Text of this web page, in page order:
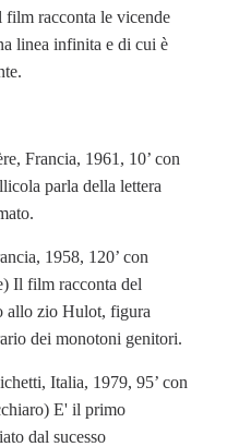
film racconta le vicende
linea infinita e di cui è
Francia, 1961, 10’ con
parla della lettera
1958, 120’ con
Il film racconta del
allo zio Hulot, figura
dei monotoni genitori.
Italia, 1979, 95’ con
E' il primo
dal sucesso